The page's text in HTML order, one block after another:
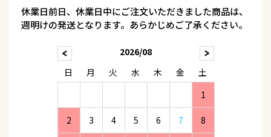
休業日前日、休業日中にご注文いただきました商品は、
週明けの発送となります。あらかじめご了承ください。
2026/08
日
月 火 水 木 金
土
1
2 3 4 5 6 7 8